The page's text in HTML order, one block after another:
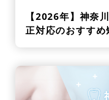
【2026年】 神奈
正対応のおすすめ